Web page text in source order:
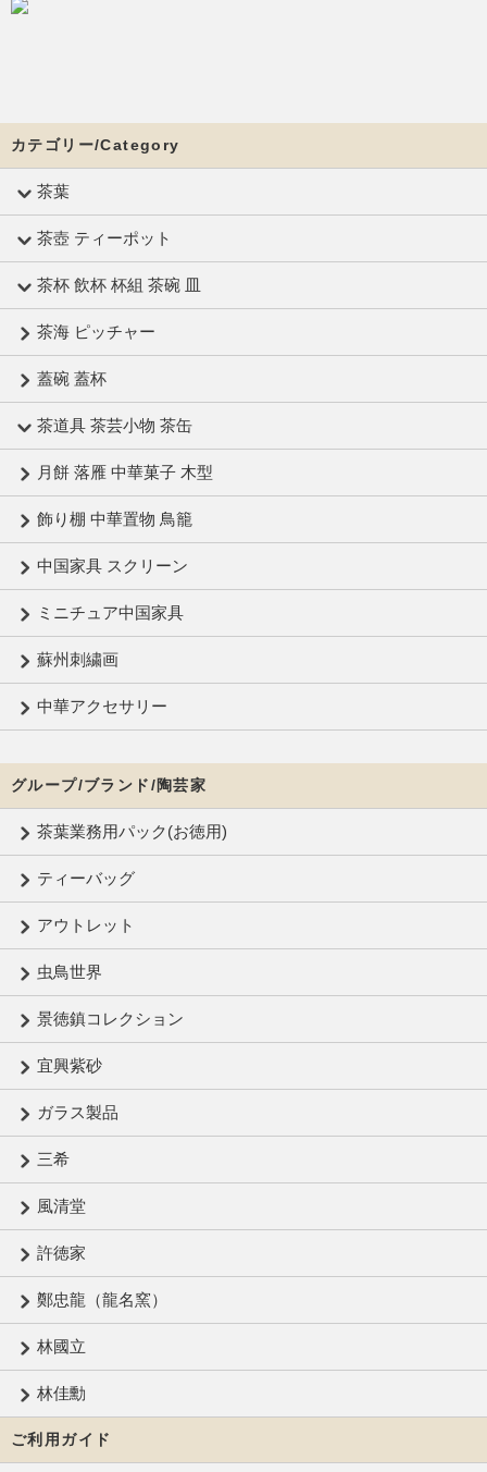
カテゴリー/Category
茶葉
茶壺 ティーポット
茶杯 飲杯 杯組 茶碗 皿
茶海 ピッチャー
蓋碗 蓋杯
茶道具 茶芸小物 茶缶
月餅 落雁 中華菓子 木型
飾り棚 中華置物 鳥籠
中国家具 スクリーン
ミニチュア中国家具
蘇州刺繍画
中華アクセサリー
グループ/ブランド/陶芸家
茶葉業務用パック(お徳用)
ティーバッグ
アウトレット
虫鳥世界
景徳鎮コレクション
宜興紫砂
ガラス製品
三希
風清堂
許徳家
鄭忠龍（龍名窯）
林國立
林佳勳
ご利用ガイド